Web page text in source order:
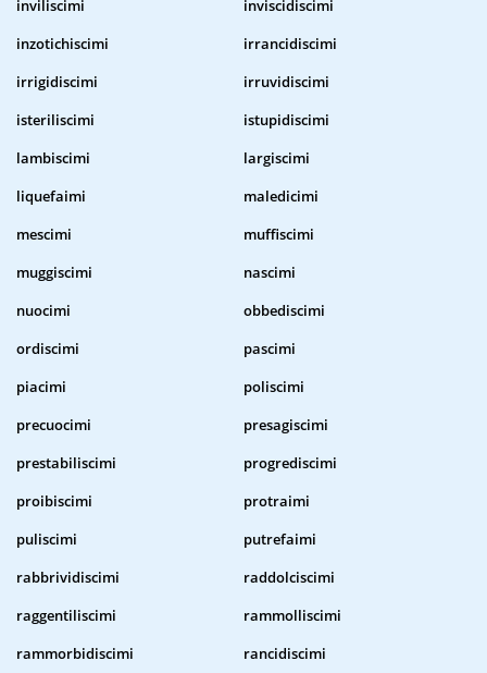
inviliscimi
inviscidiscimi
inzotichiscimi
irrancidiscimi
irrigidiscimi
irruvidiscimi
isteriliscimi
istupidiscimi
lambiscimi
largiscimi
liquefaimi
maledicimi
mescimi
muffiscimi
muggiscimi
nascimi
nuocimi
obbediscimi
ordiscimi
pascimi
piacimi
poliscimi
precuocimi
presagiscimi
prestabiliscimi
progrediscimi
proibiscimi
protraimi
puliscimi
putrefaimi
rabbrividiscimi
raddolciscimi
raggentiliscimi
rammolliscimi
rammorbidiscimi
rancidiscimi